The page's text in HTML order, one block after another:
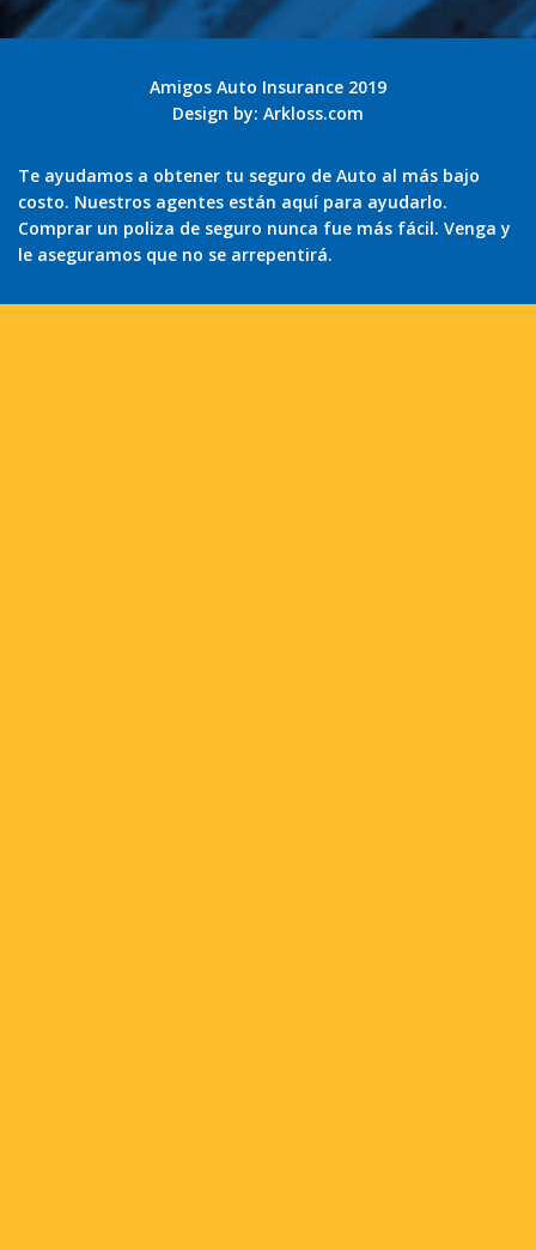
Amigos Auto Insurance 2019
Design by: Arkloss.com
Te ayudamos a obtener tu seguro de Auto al más bajo
costo. Nuestros agentes están aquí para ayudarlo.
Comprar un poliza de seguro nunca fue más fácil. Venga y
le aseguramos que no se arrepentirá.